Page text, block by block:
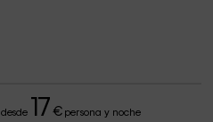
desde 17 €persona y noche